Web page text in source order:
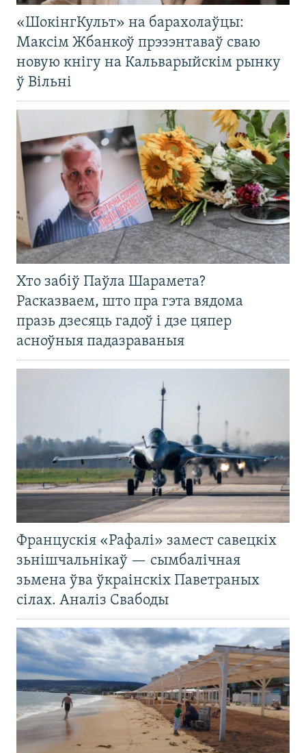
«ШокінгКульт» на барахолаўцы:
Максім Жбанкоў прэзэнтаваў сваю
новую кнігу на Кальварыйскім рынку
ў Вільні
Хто забіў Паўла Шарамета?
Расказваем, што пра гэта вядома
празь дзесяць гадоў і дзе цяпер
асноўныя падазраваныя
Францускія «Рафалі» замест савецкіх
зьнішчальнікаў — сымбалічная
зьмена ўва ўкраінскіх Паветраных
сілах. Аналіз Свабоды